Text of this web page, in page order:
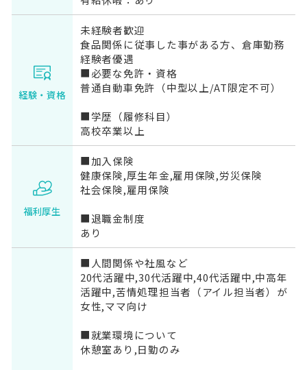
経験・資格
未経験者歓迎
食品関係に従事した事がある方、倉庫勤務
経験者優遇
■必要な免許・資格
普通自動車免許（中型以上/AT限定不可）
■学歴（履修科目）
高校卒業以上
福利厚生
■加入保険
健康保険,厚生年金,雇用保険,労災保険
社会保険,雇用保険
■退職金制度
あり
■人間関係や社風など
20代活躍中,30代活躍中,40代活躍中,中高年
活躍中,苦情処理担当者（アイル担当者）が
女性,ママ向け
■就業環境について
休憩室あり,日勤のみ